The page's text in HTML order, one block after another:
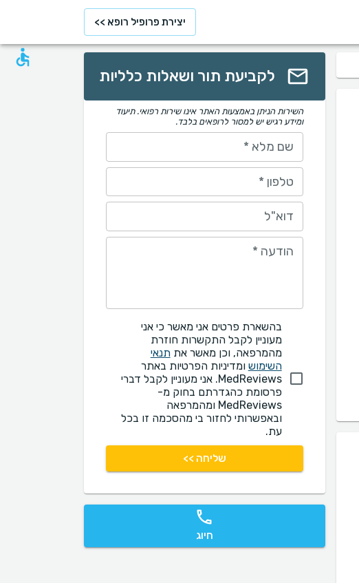
יצירת פרופיל רופא >>
לקביעת תור ושאלות כלליות
השירות הניתן באמצעות האתר אינו שירות רפואי. תיעוד
ומידע רגיש יש למסור לרופאים בלבד.
שם מלא *
טלפון *
דוא"ל
הודעה *
בהשארת פרטים אני מאשר כי אני
מעוניין לקבל התקשרות חוזרת
מהמרפאה, וכן מאשר אתתנאי
השימוש ומדיניות הפרטיות באתר
MedReviews. אני מעוניין לקבל דברי
פרסומת כהגדרתם בחוק מ-
MedReviews ומהמרפאה
ובאפשרותי לחזור בי מהסכמה זו בכל
עת.
שליחה >>
חיוג